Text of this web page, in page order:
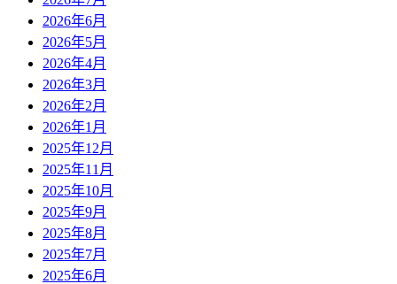
2026年6月
2026年5月
2026年4月
2026年3月
2026年2月
2026年1月
2025年12月
2025年11月
2025年10月
2025年9月
2025年8月
2025年7月
2025年6月